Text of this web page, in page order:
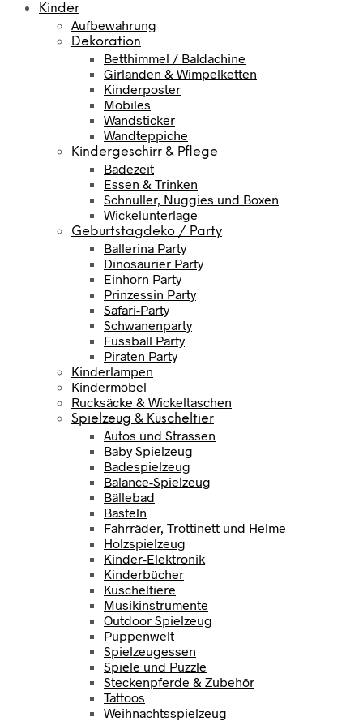
Kinder
Aufbewahrung
Dekoration
Betthimmel / Baldachine
Girlanden & Wimpelketten
Kinderposter
Mobiles
Wandsticker
Wandteppiche
Kindergeschirr & Pflege
Badezeit
Essen & Trinken
Schnuller, Nuggies und Boxen
Wickelunterlage
Geburtstagdeko / Party
Ballerina Party
Dinosaurier Party
Einhorn Party
Prinzessin Party
Safari-Party
Schwanenparty
Fussball Party
Piraten Party
Kinderlampen
Kindermöbel
Rucksäcke & Wickeltaschen
Spielzeug & Kuscheltier
Autos und Strassen
Baby Spielzeug
Badespielzeug
Balance-Spielzeug
Bällebad
Basteln
Fahrräder, Trottinett und Helme
Holzspielzeug
Kinder-Elektronik
Kinderbücher
Kuscheltiere
Musikinstrumente
Outdoor Spielzeug
Puppenwelt
Spielzeugessen
Spiele und Puzzle
Steckenpferde & Zubehör
Tattoos
Weihnachtsspielzeug